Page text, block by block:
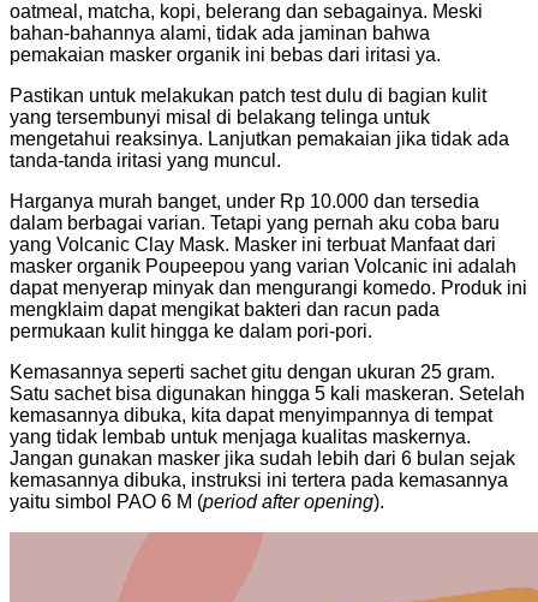
oatmeal, matcha, kopi, belerang dan sebagainya. Meski
bahan-bahannya alami, tidak ada jaminan bahwa
pemakaian masker organik ini bebas dari iritasi ya.
Pastikan untuk melakukan patch test dulu di bagian kulit
yang tersembunyi misal di belakang telinga untuk
mengetahui reaksinya. Lanjutkan pemakaian jika tidak ada
tanda-tanda iritasi yang muncul.
Harganya murah banget, under Rp 10.000 dan tersedia
dalam berbagai varian. Tetapi yang pernah aku coba baru
yang Volcanic Clay Mask. Masker ini terbuat Manfaat dari
masker organik Poupeepou yang varian Volcanic ini adalah
dapat menyerap minyak dan mengurangi komedo. Produk ini
mengklaim dapat mengikat bakteri dan racun pada
permukaan kulit hingga ke dalam pori-pori.
Kemasannya seperti sachet gitu dengan ukuran 25 gram.
Satu sachet bisa digunakan hingga 5 kali maskeran. Setelah
kemasannya dibuka, kita dapat menyimpannya di tempat
yang tidak lembab untuk menjaga kualitas maskernya.
Jangan gunakan masker jika sudah lebih dari 6 bulan sejak
kemasannya dibuka, instruksi ini tertera pada kemasannya
yaitu simbol PAO 6 M (period after opening).